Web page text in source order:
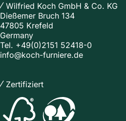
Wilfried Koch GmbH & Co. KG
Dießemer Bruch 134
47805 Krefeld
Germany
Tel. +49(0)2151 52418-0
info@koch-furniere.de
Zertifiziert